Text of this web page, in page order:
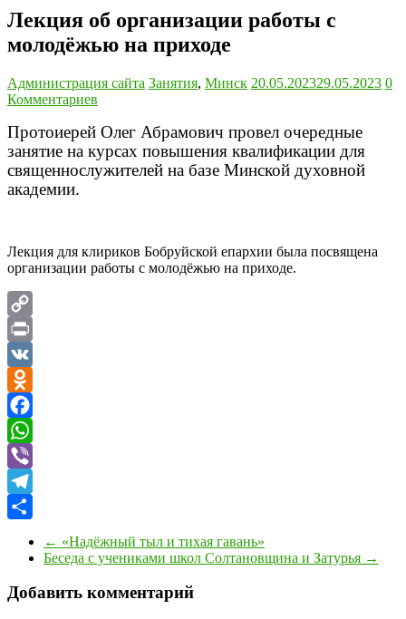
Лекция об организации работы с
молодёжью на приходе
Администрация сайта Занятия, Минск 20.05.202329.05.2023 0
Комментариев
Протоиерей Олег Абрамович провел очередные
занятие на курсах повышения квалификации для
священнослужителей на базе Минской духовной
академии.
Лекция для клириков Бобруйской епархии была посвящена
организации работы с молодёжью на приходе.
Copy
Link
Print
VK
Odnoklassniki
Facebook
WhatsApp
Viber
Telegram
← «Надёжный тыл и тихая гавань»
Беседа с учениками школ Солтановщина и Затурья →
Добавить комментарий